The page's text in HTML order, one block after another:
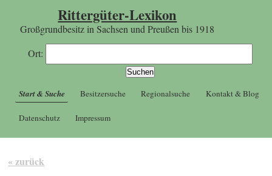
Rittergüter-Lexikon
Großgrundbesitz in Sachsen und Preußen bis 1918
Ort:
Start & Suche Besitzersuche Regionalsuche Kontakt & Blog
Datenschutz Impressum
« zurück